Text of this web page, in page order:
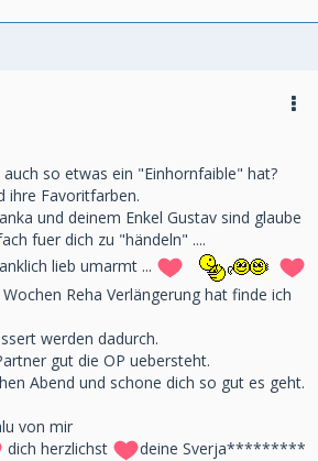
so etwas ein "Einhornfaible" hat?
ihre Favoritfarben.
und deinem Enkel Gustav sind glaube
fuer dich zu "händeln" ....
lieb umarmt ...
Reha Verlängerung hat finde ich
werden dadurch.
gut die OP uebersteht.
Abend und schone dich so gut es geht.
von mir
dich herzlichst deine Sverja*********